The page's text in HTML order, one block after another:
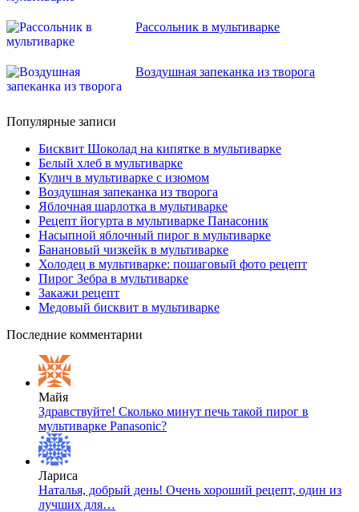
Рассольник в мультиварке
Воздушная запеканка из творога
Популярные записи
Бисквит Шоколад на кипятке в мультиварке
Белый хлеб в мультиварке
Кулич в мультиварке с изюмом
Воздушная запеканка из творога
Яблочная шарлотка в мультиварке
Рецепт йогурта в мультиварке Панасоник
Насыпной яблочный пирог в мультиварке
Банановый чизкейк в мультиварке
Холодец в мультиварке: пошаговый фото рецепт
Пирог Зебра в мультиварке
Закажи рецепт
Медовый бисквит в мультиварке
Последние комментарии
Майя
Здравствуйте! Сколько минут печь такой пирог в
мультиварке Panasonic?
Лариса
Наталья, добрый день! Очень хороший рецепт, один из
лучших для…